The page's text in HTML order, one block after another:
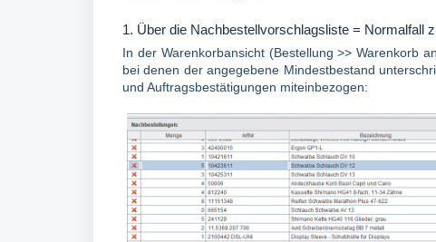
1. Über die Nachbestellvorschlagsliste = Normalfall
In der Warenkorbansicht (Bestellung >> Warenkorb
bei denen der angegebene Mindestbestand
und Auftragsbestätigungen miteinbezogen: